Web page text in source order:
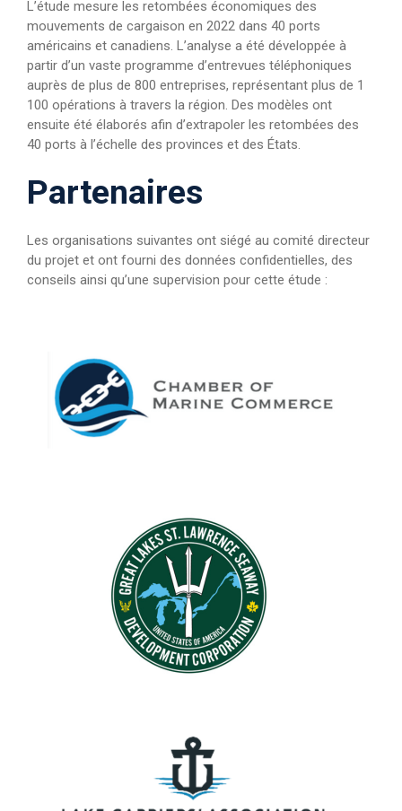
L’étude mesure les retombées économiques des
mouvements de cargaison en 2022 dans 40 ports
américains et canadiens. L’analyse a été développée à
partir d’un vaste programme d’entrevues téléphoniques
auprès de plus de 800 entreprises, représentant plus de 1
100 opérations à travers la région. Des modèles ont
ensuite été élaborés afin d’extrapoler les retombées des
40 ports à l’échelle des provinces et des États.
Partenaires
Les organisations suivantes ont siégé au comité directeur
du projet et ont fourni des données confidentielles, des
conseils ainsi qu’une supervision pour cette étude :